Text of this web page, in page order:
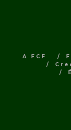
A FCF